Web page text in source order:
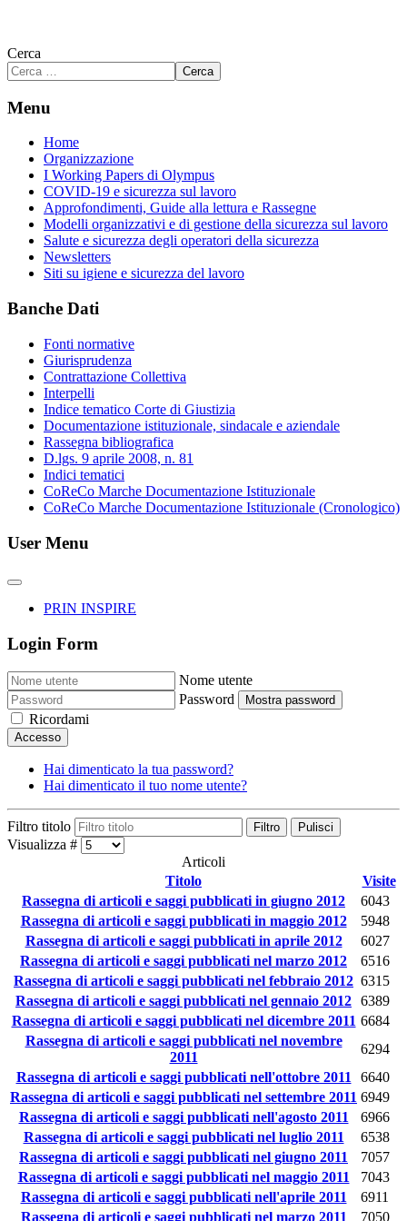
Cerca
Cerca
Menu
Home
Organizzazione
I Working Papers di Olympus
COVID-19 e sicurezza sul lavoro
Approfondimenti, Guide alla lettura e Rassegne
Modelli organizzativi e di gestione della sicurezza sul lavoro
Salute e sicurezza degli operatori della sicurezza
Newsletters
Siti su igiene e sicurezza del lavoro
Banche Dati
Fonti normative
Giurisprudenza
Contrattazione Collettiva
Interpelli
Indice tematico Corte di Giustizia
Documentazione istituzionale, sindacale e aziendale
Rassegna bibliografica
D.lgs. 9 aprile 2008, n. 81
Indici tematici
CoReCo Marche Documentazione Istituzionale
CoReCo Marche Documentazione Istituzionale (Cronologico)
User Menu
PRIN INSPIRE
Login Form
Nome utente
Password
Mostra password
Ricordami
Accesso
Hai dimenticato la tua password?
Hai dimenticato il tuo nome utente?
Filtro titolo Filtro Pulisci
Visualizza #
Articoli
Titolo
Visite
Rassegna di articoli e saggi pubblicati in giugno 2012
6043
Rassegna di articoli e saggi pubblicati in maggio 2012
5948
Rassegna di articoli e saggi pubblicati in aprile 2012
6027
Rassegna di articoli e saggi pubblicati nel marzo 2012
6516
Rassegna di articoli e saggi pubblicati nel febbraio 2012 6315
Rassegna di articoli e saggi pubblicati nel gennaio 2012 6389
Rassegna di articoli e saggi pubblicati nel dicembre 2011 6684
Rassegna di articoli e saggi pubblicati nel novembre
2011
6294
Rassegna di articoli e saggi pubblicati nell'ottobre 2011
6640
Rassegna di articoli e saggi pubblicati nel settembre 2011 6949
Rassegna di articoli e saggi pubblicati nell'agosto 2011
6966
Rassegna di articoli e saggi pubblicati nel luglio 2011
6538
Rassegna di articoli e saggi pubblicati nel giugno 2011
7057
Rassegna di articoli e saggi pubblicati nel maggio 2011
7043
Rassegna di articoli e saggi pubblicati nell'aprile 2011
6911
Rassegna di articoli e saggi pubblicati nel marzo 2011
7050